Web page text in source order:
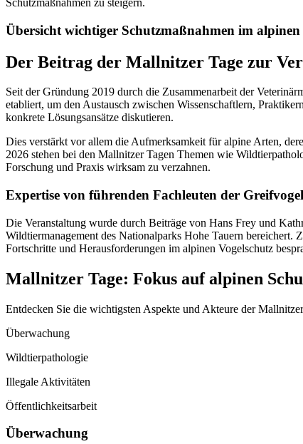
Schutzmaßnahmen zu steigern.
Übersicht wichtiger Schutzmaßnahmen im
Der Beitrag der Mallnitzer Tage zur
Seit der Gründung 2019 durch die Zusammenarbeit der
etabliert, um den Austausch zwischen Wissenschaftlern,
konkrete Lösungsansätze diskutieren.
Dies verstärkt vor allem die Aufmerksamkeit für alpine Arten,
2026 stehen bei den Mallnitzer Tagen Themen wie
Forschung und Praxis wirksam zu verzahnen.
Expertise von führenden Fachleuten der
Die Veranstaltung wurde durch Beiträge von Hans Frey und
Wildtiermanagement des Nationalparks Hohe Tauern
Fortschritte und Herausforderungen im alpinen Vogelschutz
Mallnitzer Tage: Fokus auf alpinen
Entdecken Sie die wichtigsten Aspekte und Akteure der
Überwachung
Wildtierpathologie
Illegale Aktivitäten
Öffentlichkeitsarbeit
Überwachung